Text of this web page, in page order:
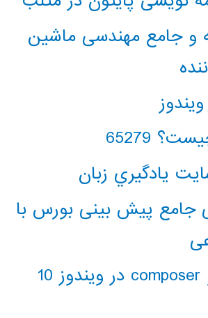
و جامع مهندسی ماشین
65279
يادگيري زبان
جامع پیش بینی بورس با